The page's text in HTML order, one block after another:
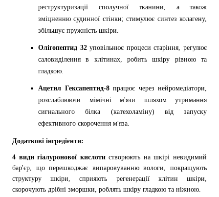
реструктуризації сполучної тканини, а також
зміцненню судинної стінки; стимулює синтез колагену,
збільшує пружність шкіри.
Олігопептид 32уповільнює процеси старіння, регулює
саловиділення в клітинах, робить шкіру рівною та
гладкою.
Ацетил Гексапептид-8 працює через нейромедіатори,
розслаблюючи мімічні м'язи шляхом утримання
сигнального білка (катехоламіну) від запуску
ефективного скорочення м'яза.
Додаткові інгредієнти:
4 види гіалуронової кислотистворюють на шкірі невидимий
бар'єр, що перешкоджає випаровуванню вологи, покращують
структуру шкіри, сприяють регенерації клітин шкіри,
скорочують дрібні зморшки, роблять шкіру гладкою та ніжною.